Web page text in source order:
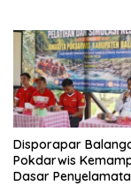
Disporapar
Pokdarwis
Dasar